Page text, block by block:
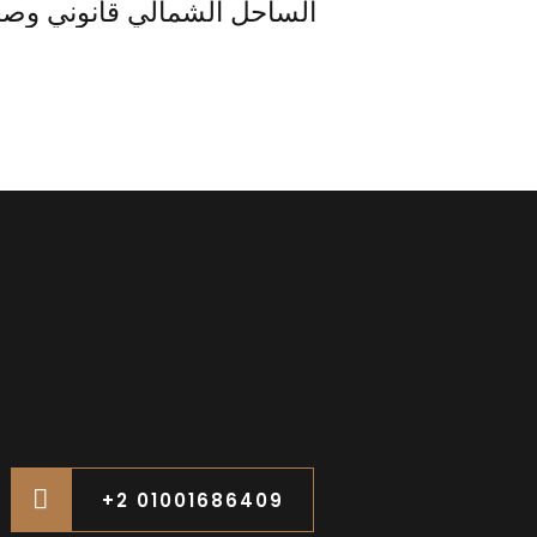
الساحل الشمالي قانوني
+2 01001686409